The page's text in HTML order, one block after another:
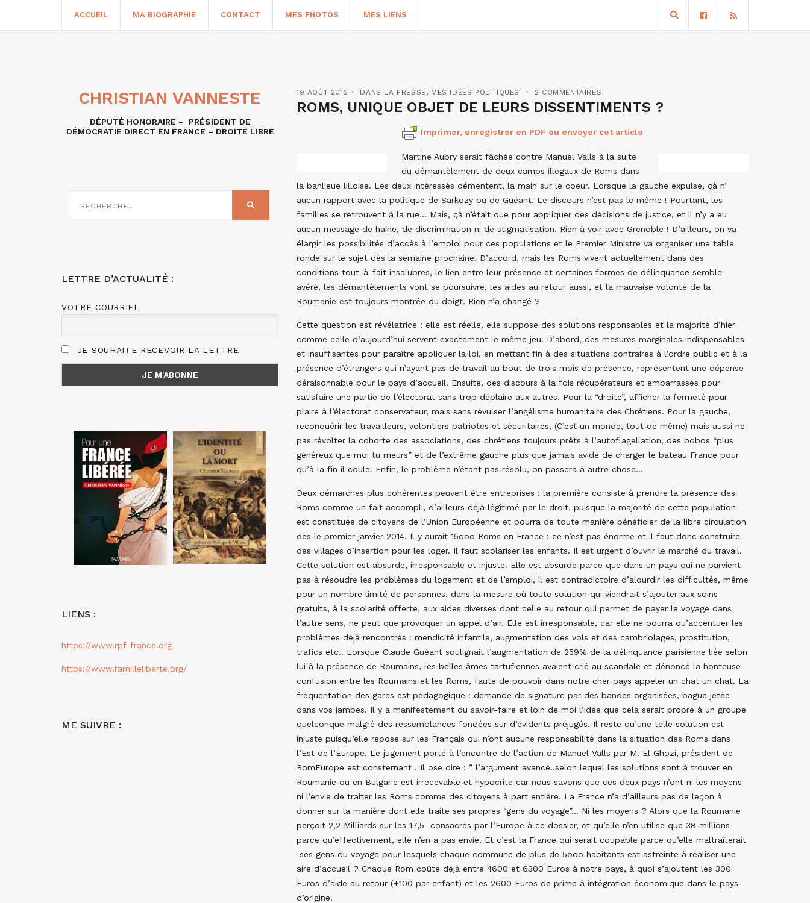
ACCUEIL MA BIOGRAPHIE CONTACT MES PHOTOS MES LIENS
19 AOÛT 2012 DANS LA PRESSE, MES IDÉES POLITIQUES 2 COMMENTAIRES
ROMS, UNIQUE OBJET DE LEURS DISSENTIMENTS ?
Imprimer, enregistrer en PDF ou envoyer cet article
Martine Aubry serait fâchée contre Manuel Valls à la suite
du démantèlement de deux camps illégaux de Roms dans
la banlieue lilloise. Les deux intéressés démentent, la main sur le coeur. Lorsque la gauche expulse, çà n’
aucun rapport avec la politique de Sarkozy ou de Guéant. Le discours n’est pas le même ! Pourtant, les
familles se retrouvent à la rue… Mais, çà n’était que pour appliquer des décisions de justice, et il n’y a eu
aucun message de haine, de discrimination ni de stigmatisation. Rien à voir avec Grenoble ! D’ailleurs, on va
élargir les possibilités d’accès à l’emploi pour ces populations et le Premier Ministre va organiser une table
ronde sur le sujet dès la semaine prochaine. D’accord, mais les Roms vivent actuellement dans des
conditions tout-à-fait insalubres, le lien entre leur présence et certaines formes de délinquance semble
avéré, les démantèlements vont se poursuivre, les aides au retour aussi, et la mauvaise volonté de la
Roumanie est toujours montrée du doigt. Rien n’a changé ?
Cette question est révélatrice : elle est réelle, elle suppose des solutions responsables et la majorité d’hier
comme celle d’aujourd’hui servent exactement le même jeu. D’abord, des mesures marginales indispensables
et insuffisantes pour paraître appliquer la loi, en mettant fin à des situations contraires à l’ordre public et à la
présence d’étrangers qui n’ayant pas de travail au bout de trois mois de présence, représentent une dépense
déraisonnable pour le pays d’accueil. Ensuite, des discours à la fois récupérateurs et embarrassés pour
satisfaire une partie de l’électorat sans trop déplaire aux autres. Pour la “droite”, afficher la fermeté pour
plaire à l’électorat conservateur, mais sans révulser l’angélisme humanitaire des Chrétiens. Pour la gauche,
reconquérir les travailleurs, volontiers patriotes et sécuritaires, (C’est un monde, tout de même) mais aussi ne
pas révolter la cohorte des associations, des chrétiens toujours prêts à l’autoflagellation, des bobos “plus
généreux que moi tu meurs” et de l’extrême gauche plus que jamais avide de charger le bateau France pour
qu’à la fin il coule. Enfin, le problème n’étant pas résolu, on passera à autre chose…
Deux démarches plus cohérentes peuvent être entreprises : la première consiste à prendre la présence des
Roms comme un fait accompli, d’ailleurs déjà légitimé par le droit, puisque la majorité de cette population
est constituée de citoyens de l’Union Européenne et pourra de toute manière bénéficier de la libre circulation
dès le premier janvier 2014. Il y aurait 15ooo Roms en France : ce n’est pas énorme et il faut donc construire
des villages d’insertion pour les loger. Il faut scolariser les enfants. Il est urgent d’ouvrir le marché du travail.
Cette solution est absurde, irresponsable et injuste. Elle est absurde parce que dans un pays qui ne parvient
pas à résoudre les problèmes du logement et de l’emploi, il est contradictoire d’alourdir les difficultés, même
pour un nombre limité de personnes, dans la mesure où toute solution qui viendrait s’ajouter aux soins
gratuits, à la scolarité offerte, aux aides diverses dont celle au retour qui permet de payer le voyage dans
l’autre sens, ne peut que provoquer un appel d’air. Elle est irresponsable, car elle ne pourra qu’accentuer les
problèmes déjà rencontrés : mendicité infantile, augmentation des vols et des cambriolages, prostitution,
trafics etc.. Lorsque Claude Guéant soulignait l’augmentation de 259% de la délinquance parisienne liée selon
lui à la présence de Roumains, les belles âmes tartufiennes avaient crié au scandale et dénoncé la honteuse
confusion entre les Roumains et les Roms, faute de pouvoir dans notre cher pays appeler un chat un chat. La
fréquentation des gares est pédagogique : demande de signature par des bandes organisées, bague jetée
dans vos jambes. Il y a manifestement du savoir-faire et loin de moi l’idée que cela serait propre à un groupe
quelconque malgré des ressemblances fondées sur d’évidents préjugés. Il reste qu’une telle solution est
injuste puisqu’elle repose sur les Français qui n’ont aucune responsabilité dans la situation des Roms dans
l’Est de l’Europe. Le jugement porté à l’encontre de l’action de Manuel Valls par M. El Ghozi, président de
RomEurope est consternant . Il ose dire : ” l’argument avancé..selon lequel les solutions sont à trouver en
Roumanie ou en Bulgarie est irrecevable et hypocrite car nous savons que ces deux pays n’ont ni les moyens
ni l’envie de traiter les Roms comme des citoyens à part entière. La France n’a d’ailleurs pas de leçon à
donner sur la manière dont elle traite ses propres “gens du voyage”… Ni les moyens ? Alors que la Roumanie
perçoit 2,2 Milliards sur les 17,5 consacrés par l’Europe à ce dossier, et qu’elle n’en utilise que 38 millions
parce qu’effectivement, elle n’en a pas envie. Et c’est la France qui serait coupable parce qu’elle maltraîterait
ses gens du voyage pour lesquels chaque commune de plus de 5ooo habitants est astreinte à réaliser une
aire d’accueil ? Chaque Rom coûte déjà entre 4600 et 6300 Euros à notre pays, à quoi s’ajoutent les 300
Euros d’aide au retour (+100 par enfant) et les 2600 Euros de prime à intégration économique dans le pays
d’origine.
CHRISTIAN VANNESTE
DÉPUTÉ HONORAIRE – PRÉSIDENT DE
DÉMOCRATIE DIRECT EN FRANCE – DROITE LIBRE
SUR
RECHERCHER
LETTRE D’ACTUALITÉ :
VOTRE COURRIEL
JE SOUHAITE RECEVOIR LA LETTRE
LIENS :
https://www.rpf-france.org
https://www.familleliberte.org/
ME SUIVRE :